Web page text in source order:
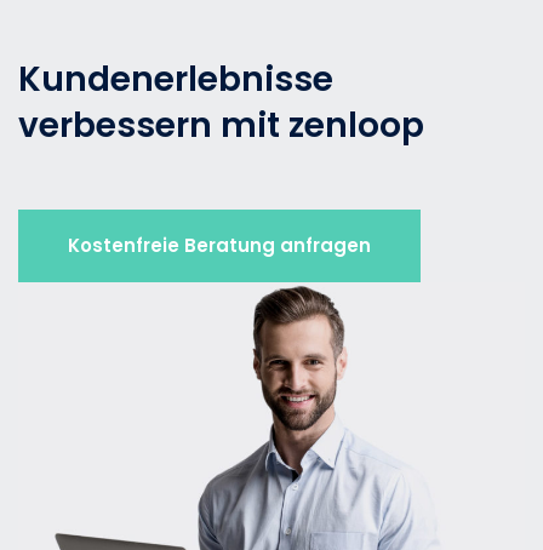
Kundenerlebnisse
verbessern mit zenloop
Kostenfreie Beratung anfragen